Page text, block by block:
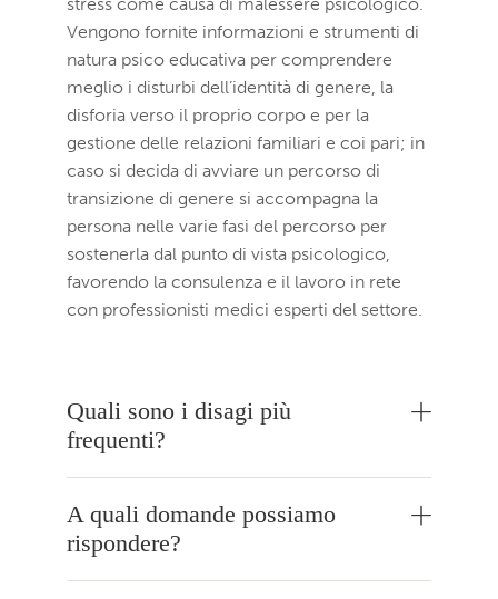
Vengono fornite informazioni e strumenti di
natura psico educativa per comprendere
meglio i disturbi dell’identità di genere, la
disforia verso il proprio corpo e per la
gestione delle relazioni familiari e coi pari; in
caso si decida di avviare un percorso di
transizione di genere si accompagna la
persona nelle varie fasi del percorso per
sostenerla dal punto di vista psicologico,
favorendo la consulenza e il lavoro in rete
con professionisti medici esperti del settore.
Quali sono i disagi più
frequenti?
A quali domande possiamo
rispondere?